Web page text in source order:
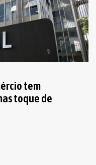
tem
toque de